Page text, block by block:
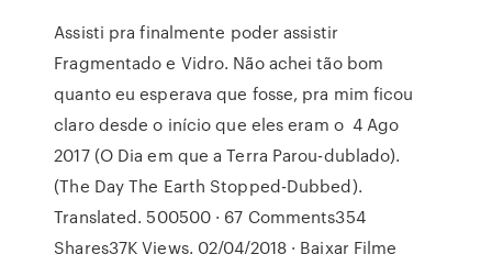
Assisti pra finalmente poder assistir
Fragmentado e Vidro. Não achei tão bom
quanto eu esperava que fosse, pra mim ficou
claro desde o início que eles eram o 4 Ago
2017 (O Dia em que a Terra Parou-dublado).
(The Day The Earth Stopped-Dubbed).
Translated. 500500 · 67 Comments354
Shares37K Views. 02/04/2018 · Baixar Filme